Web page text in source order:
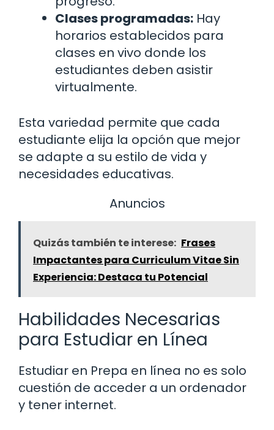
Clases programadas: Hay
horarios establecidos para
clases en vivo donde los
estudiantes deben asistir
virtualmente.
Esta variedad permite que cada
estudiante elija la opción que mejor
se adapte a su estilo de vida y
necesidades educativas.
Anuncios
Quizás también te interese: Frases
Impactantes para Curriculum Vitae Sin
Experiencia: Destaca tu Potencial
Habilidades Necesarias
para Estudiar en Línea
Estudiar en Prepa en línea no es solo
cuestión de acceder a un ordenador
y tener internet.